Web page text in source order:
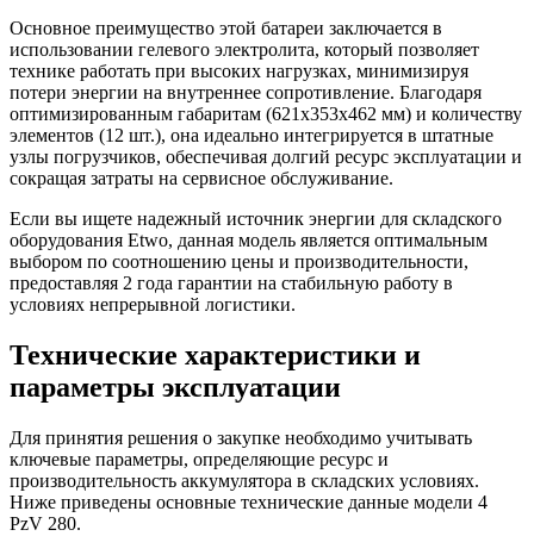
Основное преимущество этой батареи заключается в
использовании гелевого электролита, который позволяет
технике работать при высоких нагрузках, минимизируя
потери энергии на внутреннее сопротивление. Благодаря
оптимизированным габаритам (621x353x462 мм) и количеству
элементов (12 шт.), она идеально интегрируется в штатные
узлы погрузчиков, обеспечивая долгий ресурс эксплуатации и
сокращая затраты на сервисное обслуживание.
Если вы ищете надежный источник энергии для складского
оборудования Etwo, данная модель является оптимальным
выбором по соотношению цены и производительности,
предоставляя 2 года гарантии на стабильную работу в
условиях непрерывной логистики.
Технические характеристики и
параметры эксплуатации
Для принятия решения о закупке необходимо учитывать
ключевые параметры, определяющие ресурс и
производительность аккумулятора в складских условиях.
Ниже приведены основные технические данные модели 4
PzV 280.